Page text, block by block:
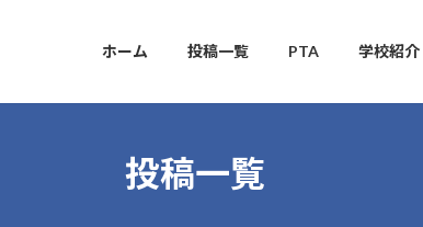
ホーム 投稿一覧 PTA 学校紹介
投稿一覧